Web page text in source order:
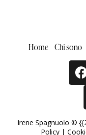
Home Chi sono
Irene Spagnuolo ©
Policy|